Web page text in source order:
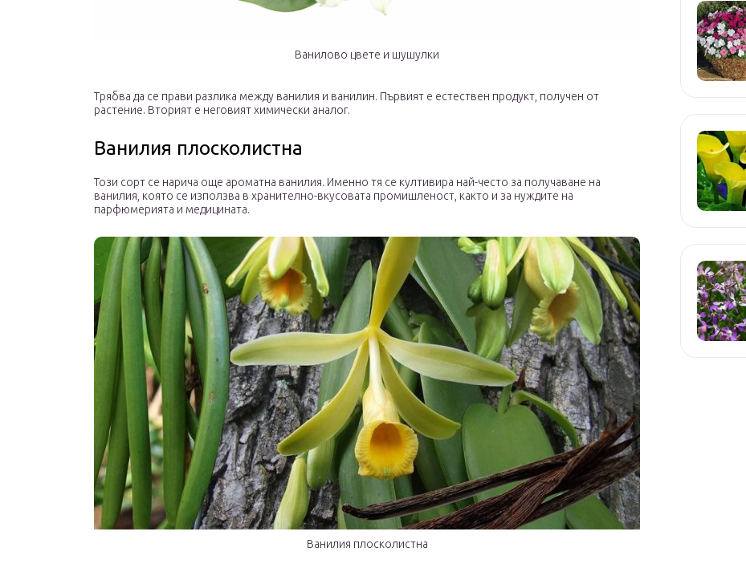
Ванилово цвете и шушулки
Трябва да се прави разлика между ванилия и ванилин. Първият е естествен продукт, получен от
растение. Вторият е неговият химически аналог.
Ванилия плосколистна
Този сорт се нарича още ароматна ванилия. Именно тя се култивира най-често за получаване на
ванилия, която се използва в хранително-вкусовата промишленост, както и за нуждите на
парфюмерията и медицината.
Ванилия плосколистна